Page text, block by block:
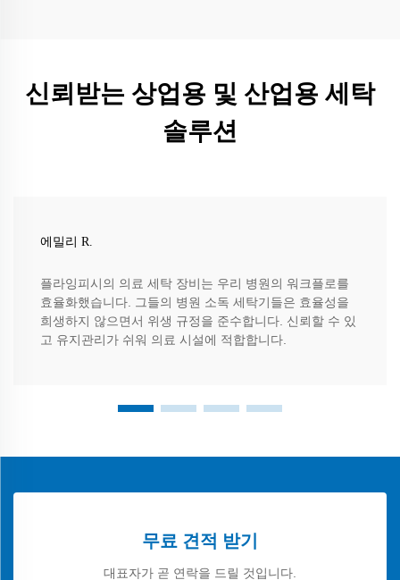
신뢰받는 상업용 및 산업용 세탁
솔루션
에밀리 R.
플라잉피시의 의료 세탁 장비는 우리 병원의 워크플로를
효율화했습니다. 그들의 병원 소독 세탁기들은 효율성을
희생하지 않으면서 위생 규정을 준수합니다. 신뢰할 수 있
고 유지관리가 쉬워 의료 시설에 적합합니다.
무료 견적 받기
대표자가 곧 연락을 드릴 것입니다.